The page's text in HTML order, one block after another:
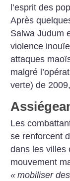
l’esprit des
Après
Salwa Judum
violence
attaques
malgré
verte) de
Les
se renforcent
dans les villes
mouvement
« mobiliser